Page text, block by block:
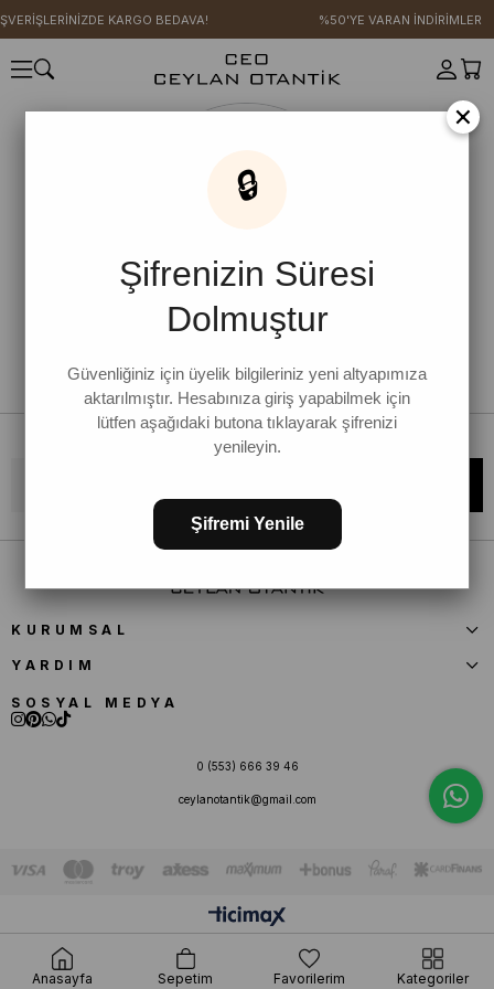
KARGO BEDAVA! %50'YE VARAN İNDİRİMLER
Bültene kaydolun, kampanya ve yenilikleri kaçırmayın!
KURUMSAL
YARDIM
SOSYAL MEDYA
0 (553) 666 39 46
ceylanotantik@gmail.com
×
🔒
Şifrenizin Süresi
Dolmuştur
Güvenliğiniz için üyelik bilgileriniz yeni altyapımıza
aktarılmıştır. Hesabınıza giriş yapabilmek için
lütfen aşağıdaki butona tıklayarak şifrenizi
yenileyin.
Şifremi Yenile
Anasayfa Sepetim Favorilerim Kategoriler